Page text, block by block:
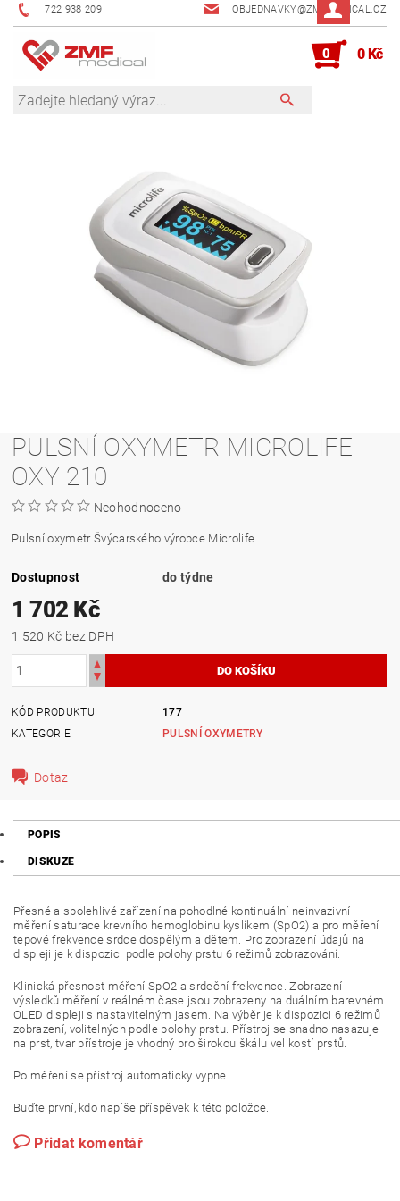
722 938 209 OBJEDNAVKY@ZMFMEDICAL.CZ
0 0 Kč
PULSNÍ OXYMETR MICROLIFE
OXY 210
Neohodnoceno
Pulsní oxymetr Švýcarského výrobce Microlife.
Dostupnost do týdne
1 702 Kč
1 520 Kč bez DPH
KÓD PRODUKTU
177
KATEGORIE
PULSNÍ OXYMETRY
Dotaz
POPIS
DISKUZE
Přesné a spolehlivé zařízení na pohodlné kontinuální neinvazivní
měření saturace krevního hemoglobinu kyslíkem (SpO2) a pro měření
tepové frekvence srdce dospělým a dětem. Pro zobrazení údajů na
displeji je k dispozici podle polohy prstu 6 režimů zobrazování.
Klinická přesnost měření SpO2 a srdeční frekvence. Zobrazení
výsledků měření v reálném čase jsou zobrazeny na duálním barevném
OLED displeji s nastavitelným jasem. Na výběr je k dispozici 6 režimů
zobrazení, volitelných podle polohy prstu. Přístroj se snadno nasazuje
na prst, tvar přístroje je vhodný pro širokou škálu velikostí prstů.
Po měření se přístroj automaticky vypne.
Buďte první, kdo napíše příspěvek k této položce.
Přidat komentář